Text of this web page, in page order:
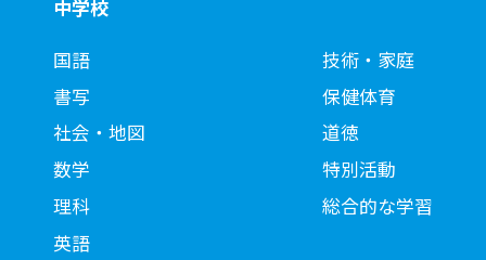
中学校
国語
書写
社会・地図
数学
理科
英語
技術・家庭
保健体育
道徳
特別活動
総合的な学習